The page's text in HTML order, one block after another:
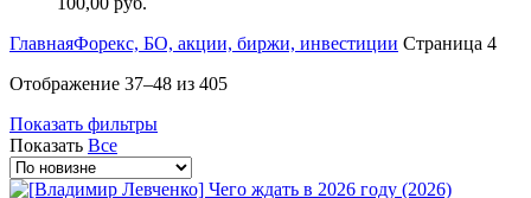
ГлавнаяФорекс, БО, акции, биржи, инвестиции Страница 4
Отображение 37–48 из 405Сортировка:
Показать фильтры
Показать Все